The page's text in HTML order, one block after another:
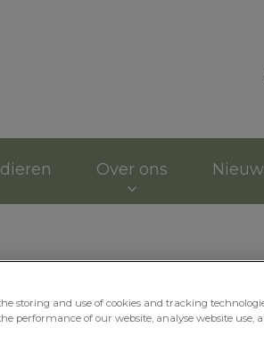
Over ons
storing and use of cookies and tracking
performance of our website, analyse website use,